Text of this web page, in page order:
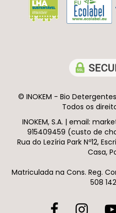
© INOKEM - Bio
Todos os
INOKEM, S.A. | email:
915409459 (custo de
Rua do Lezíria Park Nº12,
Casa,
Matriculada na Cons. Reg.
508